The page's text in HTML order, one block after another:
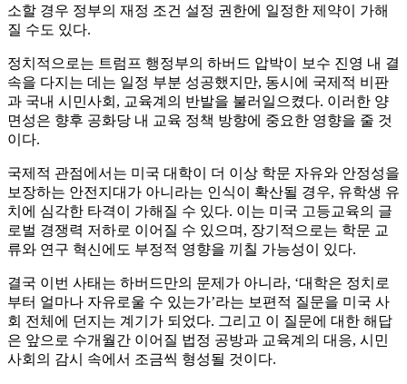
소할 경우 정부의 재정 조건 설정 권한에 일정한 제약이 가해
질 수도 있다.
정치적으로는 트럼프 행정부의 하버드 압박이 보수 진영 내 결
속을 다지는 데는 일정 부분 성공했지만, 동시에 국제적 비판
과 국내 시민사회, 교육계의 반발을 불러일으켰다. 이러한 양
면성은 향후 공화당 내 교육 정책 방향에 중요한 영향을 줄 것
이다.
국제적 관점에서는 미국 대학이 더 이상 학문 자유와 안정성을
보장하는 안전지대가 아니라는 인식이 확산될 경우, 유학생 유
치에 심각한 타격이 가해질 수 있다. 이는 미국 고등교육의 글
로벌 경쟁력 저하로 이어질 수 있으며, 장기적으로는 학문 교
류와 연구 혁신에도 부정적 영향을 끼칠 가능성이 있다.
결국 이번 사태는 하버드만의 문제가 아니라, ‘대학은 정치로
부터 얼마나 자유로울 수 있는가’라는 보편적 질문을 미국 사
회 전체에 던지는 계기가 되었다. 그리고 이 질문에 대한 해답
은 앞으로 수개월간 이어질 법정 공방과 교육계의 대응, 시민
사회의 감시 속에서 조금씩 형성될 것이다.